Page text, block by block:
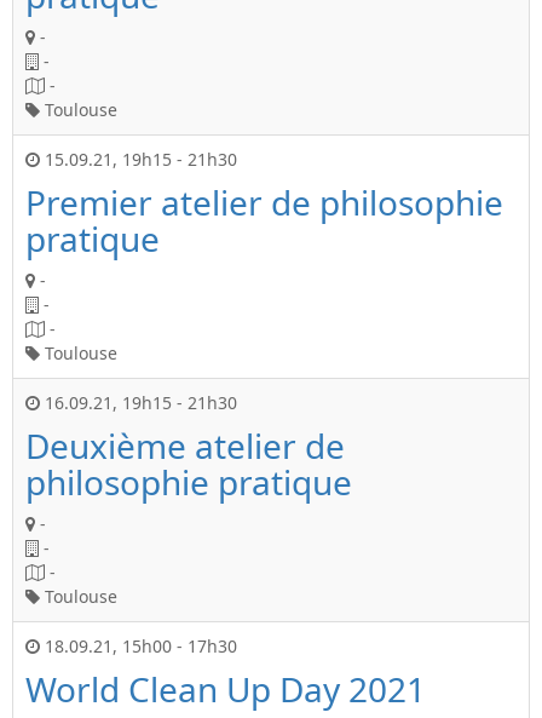
-
-
-
Toulouse
15.09.21 , 19h15 - 21h30
Premier atelier de philosophie
pratique
-
-
-
Toulouse
16.09.21 , 19h15 - 21h30
Deuxième atelier de
philosophie pratique
-
-
-
Toulouse
18.09.21 , 15h00 - 17h30
World Clean Up Day 2021